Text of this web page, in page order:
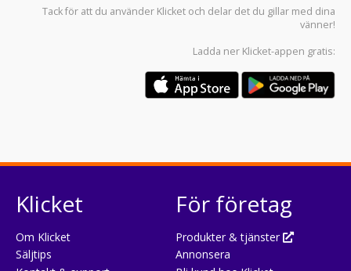
Tack för att du använder Klicket och delar det du gillar med dina
vänner!
Ladda ner Klicket-appen gratis:
Klicket
Om Klicket
Säljtips
För företag
Produkter & tjänster
Annonsera